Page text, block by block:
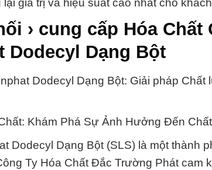
giá trị và hiệu suất cao nhất cho
› cung cấp Hóa Chất
Dodecyl Dạng Bột
Dodecyl Dạng Bột: Giải pháp
Khám Phá Sự Ảnh Hưởng Đến
Dodecyl Dạng Bột (SLS) là một thành
Ty Hóa Chất Đắc Trường Phát cam